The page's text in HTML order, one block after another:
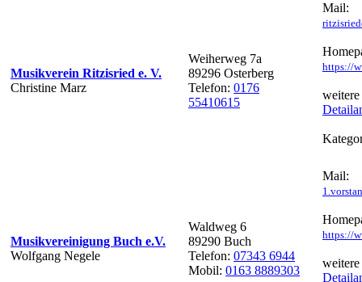
Musikverein Ritzisried e. V.
Christine Marz
Weiherweg 7a
89296 Osterberg
Telefon: 0176
55410615
Mail:
https://
Musikvereinigung Buch e.V.
Wolfgang Negele
Waldweg 6
89290 Buch
Telefon: 07343 6944
Mobil: 0163 8889303
Mail:
https://